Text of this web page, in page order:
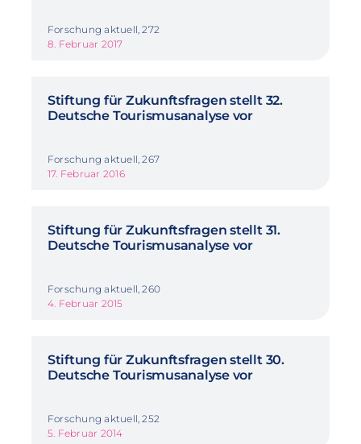
Forschung aktuell, 272
8. Februar 2017
Stiftung für Zukunftsfragen stellt 32.
Deutsche Tourismusanalyse vor
Forschung aktuell, 267
17. Februar 2016
Stiftung für Zukunftsfragen stellt 31.
Deutsche Tourismusanalyse vor
Forschung aktuell, 260
4. Februar 2015
Stiftung für Zukunftsfragen stellt 30.
Deutsche Tourismusanalyse vor
Forschung aktuell, 252
5. Februar 2014